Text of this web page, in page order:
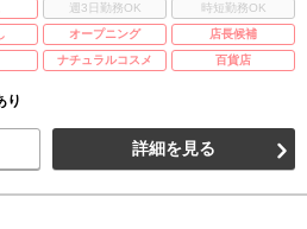
週3日勤務OK
時短勤務OK
オープニング
店長候補
ナチュラルコスメ 百貨店
り
詳細を見る